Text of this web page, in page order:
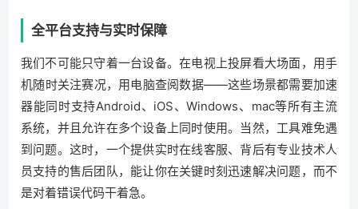
全平台支持与实时保障
我们不可能只守着一台设备。在电视上投屏看大场面，用手
机随时关注赛况，用电脑查阅数据——这些场景都需要加速
器能同时支持Android、iOS、Windows、mac等所有主流
系统，并且允许在多个设备上同时使用。当然，工具难免遇
到问题。这时，一个提供实时在线客服、背后有专业技术人
员支持的售后团队，能让你在关键时刻迅速解决问题，而不
是对着错误代码干着急。